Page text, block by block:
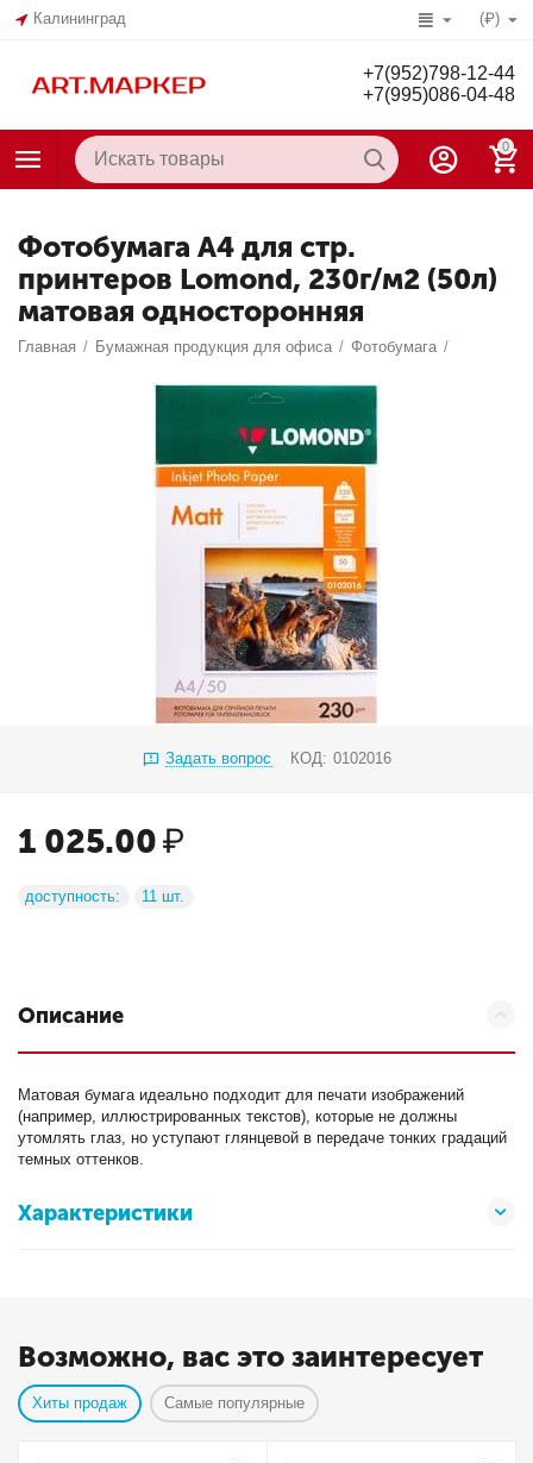
Калининград (₽)
+7(952)798-12-44
+7(995)086-04-48
0
Фотобумага А4 для стр.
принтеров Lomond, 230г/м2 (50л)
матовая односторонняя
Главная / Бумажная продукция для офиса / Фотобумага /
Задать вопрос КОД: 0102016
1 025.00₽
доступность: 11 шт.
Описание
Матовая бумага идеально подходит для печати изображений
(например, иллюстрированных текстов), которые не должны
утомлять глаз, но уступают глянцевой в передаче тонких градаций
темных оттенков.
Характеристики
Возможно, вас это заинтересует
Хиты продаж Самые популярные